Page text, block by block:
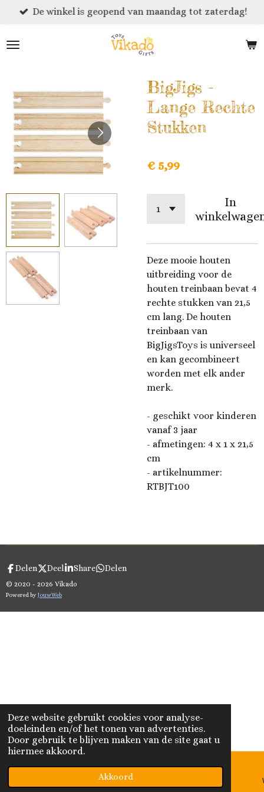
Deze website gebruikt cookies voor analyse-
doeleinden en/of het tonen van advertenties.
Door gebruik te blijven maken van de site gaat u
hiermee akkoord.
Akkoord
naar
De winkel is geopend van maandag tot zaterdag!
BigJigs -
Lange Rechte
Stukken
€ 5,99
In
Deze mooie houten
uitbreiding voor de
houten treinbaan bevat 4
rechte stukken van 21,5
cm lang. De houten
treinbaan van
BigJigsToys is universeel
en kan gecombineert
worden met elk ander
merk.
- geschikt voor kinderen
vanaf 3 jaar
- afmetingen: 4 x 1 x 21,5
cm
- artikelnummer:
RTBJT100
Delen Deel Share Delen
© 2020 - 2026 Vikado
Powered byJouwWeb
Telefoonnummer